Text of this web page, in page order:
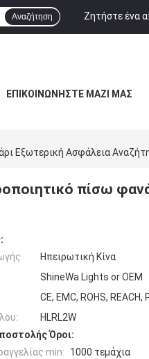
Ζητήστε ένα
Αναζήτηση
ΕΠΙΚΟΙΝΩΝΉΣΤΕ ΜΑΖΊ ΜΑΣ
Εξωτερική Ασφάλεια
πίσω
Ηπειρωτική Κίνα
ShineWa Lights or OEM
CE, EMC, ROHS, REACH,
HLRL2W
Όροι:
min:
1000 τεμάχια